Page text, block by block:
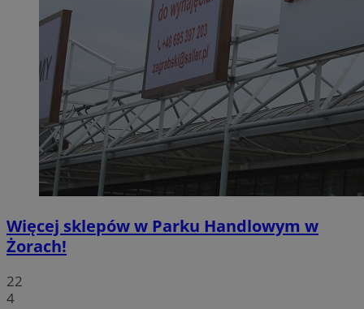
Więcej sklepów w Parku Handlowym w
Żorach!
22
4